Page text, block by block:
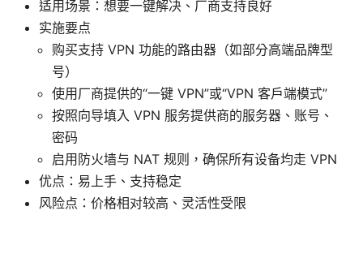
适用场景：想要一键解决、厂商支持良好
实施要点
购买支持 VPN 功能的路由器（如部分高端品牌型
号）
使用厂商提供的“一键 VPN”或“VPN 客户端模式”
按照向导填入 VPN 服务提供商的服务器、账号、
密码
启用防火墙与 NAT 规则，确保所有设备均走 VPN
优点：易上手、支持稳定
风险点：价格相对较高、灵活性受限